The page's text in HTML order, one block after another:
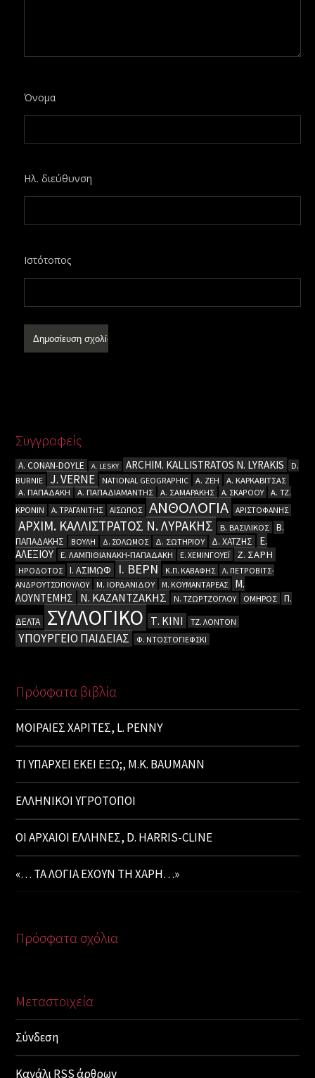
Όνομα
Ηλ. διεύθυνση
Ιστότοπος
Συγγραφείς
A. CΟΝΑΝ-DOYLE A. LESKY ARCHIM. KALLISTRATOS N. LYRAKIS
D.
BURNIE
J. VERNE NATIONAL GEOGRAPHIC Α. ΖΕΗ
Α. ΚΑΡΚΑΒΙΤΣΑΣ
Α. ΠΑΠΑΔΑΚΗ
Α. ΠΑΠΑΔΙΑΜΑΝΤΗΣ Α. ΣΑΜΑΡΑΚΗΣ Α. ΣΚΑΡΟΟΥ
Α. ΤΖ.
ΚΡΟΝΙΝ
Α. ΤΡΑΓΑΝΙΤΗΣ ΑΙΣΩΠΟΣ ΑΝΘΟΛΟΓΙΑ ΑΡΙΣΤΟΦΑΝΗΣ
ΑΡΧΙΜ. ΚΑΛΛΙΣΤΡΑΤΟΣ Ν. ΛΥΡΑΚΗΣ Β. ΒΑΣΙΛΙΚΟΣ
Β.
ΠΑΠΑΔΑΚΗΣ
ΒΟΥΛΗ Δ. ΣΟΛΩΜΟΣ Δ. ΣΩΤΗΡΙΟΥ Δ. ΧΑΤΖΗΣ
Ε.
ΑΛΕΞΙΟΥ
Ε. ΛΑΜΠΙΘΙΑΝΑΚΗ-ΠΑΠΑΔΑΚΗ Ε. ΧΕΜΙΝΓΟΥΕΪ Ζ. ΣΑΡΗ
ΗΡΟΔΟΤΟΣ Ι. ΑΣΙΜΩΦ Ι. ΒΕΡΝ Κ.Π. ΚΑΒΑΦΗΣ
Λ. ΠΕΤΡΟΒΙΤΣ-
ΑΝΔΡΟΥΤΣΟΠΟΥΛΟΥ
Μ. ΙΟΡΔΑΝΙΔΟΥ Μ. ΚΟΥΜΑΝΤΑΡΕΑΣ
Μ.
ΛΟΥΝΤΕΜΗΣ
Ν. ΚΑΖΑΝΤΖΑΚΗΣ Ν. ΤΖΩΡΤΖΟΓΛΟΥ ΟΜΗΡΟΣ
Π.
ΔΕΛΤΑ
ΣΥΛΛΟΓΙΚΟ Τ. ΚΙΝΙ ΤΖ. ΛΟΝΤΟΝ
ΥΠΟΥΡΓΕΙΟ ΠΑΙΔΕΙΑΣ Φ. ΝΤΟΣΤΟΓΙΕΦΣΚΙ
Πρόσφατα βιβλία
ΜΟΙΡΑΙΕΣ ΧΑΡΙΤΕΣ, L. PENNY
ΤΙ ΥΠΑΡΧΕΙ ΕΚΕΙ ΕΞΩ;, M.K. BAUMANN
ΕΛΛΗΝΙΚΟΙ ΥΓΡΟΤΟΠΟΙ
ΟΙ ΑΡΧΑΙΟΙ ΕΛΛΗΝΕΣ, D. HARRIS-CLINE
«… ΤΑ ΛΟΓΙΑ ΕΧΟΥΝ ΤΗ ΧΑΡΗ…»
Πρόσφατα σχόλια
Μεταστοιχεία
Σύνδεση
ΚανάλιRSSάρθρων